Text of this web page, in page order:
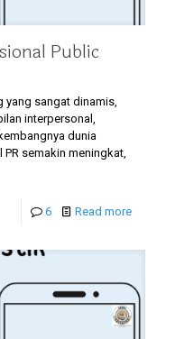
Public
yang sangat dinamis,
interpersonal,
dunia
semakin meningkat,
6 Read more